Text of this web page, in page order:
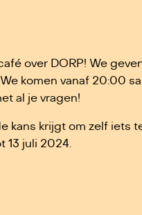
over DORP! We
komen vanaf 20:00
al je vragen!
kans krijgt om zelf iets
13 juli 2024.